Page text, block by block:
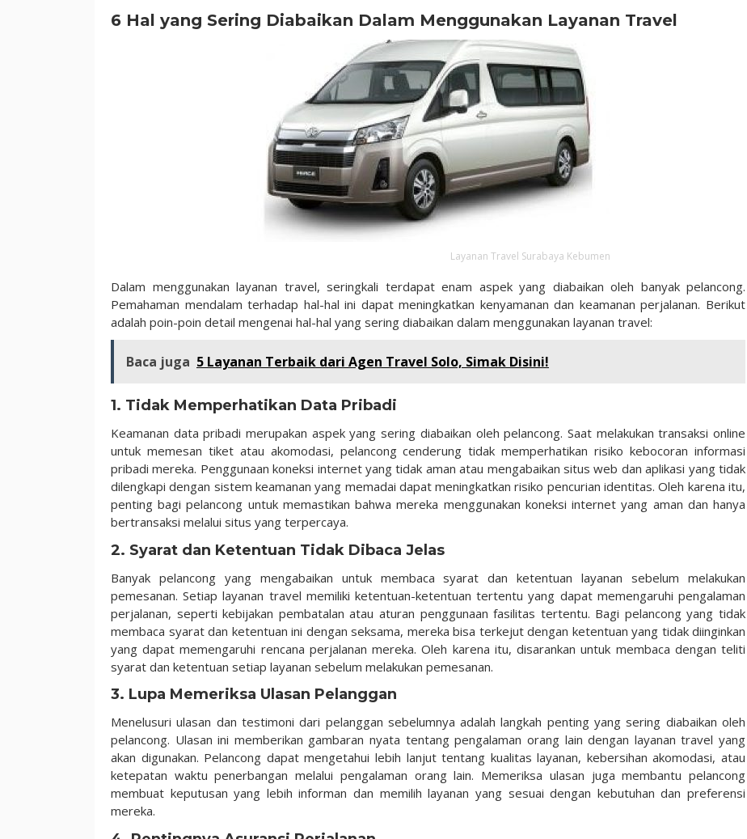
6 Hal yang Sering Diabaikan Dalam Menggunakan Layanan Travel
Layanan Travel Surabaya Kebumen
Dalam menggunakan layanan travel, seringkali terdapat enam aspek yang diabaikan oleh banyak pelancong.
Pemahaman mendalam terhadap hal-hal ini dapat meningkatkan kenyamanan dan keamanan perjalanan. Berikut
adalah poin-poin detail mengenai hal-hal yang sering diabaikan dalam menggunakan layanan travel:
Baca juga 5 Layanan Terbaik dari Agen Travel Solo, Simak Disini!
1. Tidak Memperhatikan Data Pribadi
Keamanan data pribadi merupakan aspek yang sering diabaikan oleh pelancong. Saat melakukan transaksi online
untuk memesan tiket atau akomodasi, pelancong cenderung tidak memperhatikan risiko kebocoran informasi
pribadi mereka. Penggunaan koneksi internet yang tidak aman atau mengabaikan situs web dan aplikasi yang tidak
dilengkapi dengan sistem keamanan yang memadai dapat meningkatkan risiko pencurian identitas. Oleh karena itu,
penting bagi pelancong untuk memastikan bahwa mereka menggunakan koneksi internet yang aman dan hanya
bertransaksi melalui situs yang terpercaya.
2. Syarat dan Ketentuan Tidak Dibaca Jelas
Banyak pelancong yang mengabaikan untuk membaca syarat dan ketentuan layanan sebelum melakukan
pemesanan. Setiap layanan travel memiliki ketentuan-ketentuan tertentu yang dapat memengaruhi pengalaman
perjalanan, seperti kebijakan pembatalan atau aturan penggunaan fasilitas tertentu. Bagi pelancong yang tidak
membaca syarat dan ketentuan ini dengan seksama, mereka bisa terkejut dengan ketentuan yang tidak diinginkan
yang dapat memengaruhi rencana perjalanan mereka. Oleh karena itu, disarankan untuk membaca dengan teliti
syarat dan ketentuan setiap layanan sebelum melakukan pemesanan.
3. Lupa Memeriksa Ulasan Pelanggan
Menelusuri ulasan dan testimoni dari pelanggan sebelumnya adalah langkah penting yang sering diabaikan oleh
pelancong. Ulasan ini memberikan gambaran nyata tentang pengalaman orang lain dengan layanan travel yang
akan digunakan. Pelancong dapat mengetahui lebih lanjut tentang kualitas layanan, kebersihan akomodasi, atau
ketepatan waktu penerbangan melalui pengalaman orang lain. Memeriksa ulasan juga membantu pelancong
membuat keputusan yang lebih informan dan memilih layanan yang sesuai dengan kebutuhan dan preferensi
mereka.